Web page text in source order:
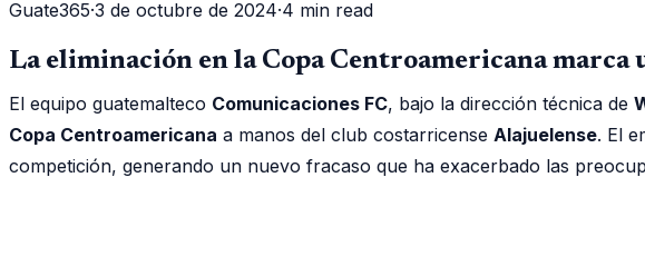
Guate365·3 de octubre de 2024·4 min read
La eliminación en la Copa Centroamericana marca
El equipo guatemalteco Comunicaciones FC, bajo la dirección técnica de
Copa Centroamericana a manos del club costarricense Alajuelense. El
competición, generando un nuevo fracaso que ha exacerbado las